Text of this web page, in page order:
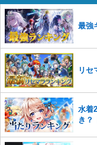
コメントの削除を申
せていただきます。
※一度削除したコメ
さい。
また、過度な利用規約
った場合は、法的措置
かじめご理解くださいま
最強
リセ
水着
き？